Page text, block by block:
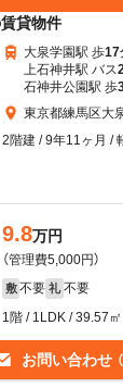
貸物件
大泉学園駅 歩17
上石神井駅 バス
石神井公園駅 歩
東京都練馬区大
2階建 / 9年11ヶ月 /
9.8万円
（管理費5,000円）
敷 不要 礼 不要
1階 / 1LDK / 39.57㎡
お問い合わせ